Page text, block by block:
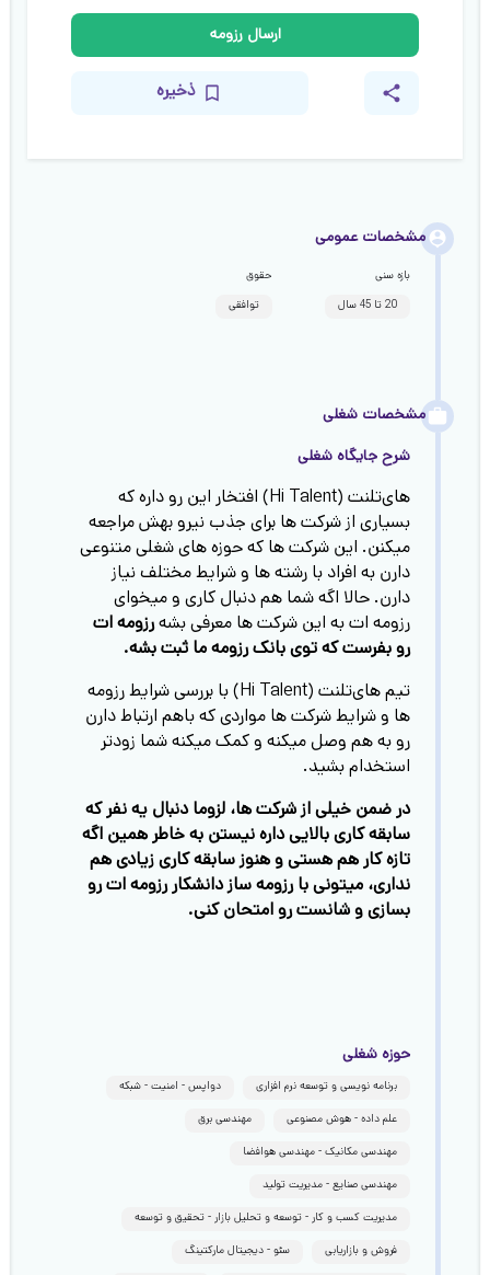
ارسال رزومه
ذخیره
مشخصات عمومی
بازه سنی
20 تا 45 سال
حقوق
توافقی
مشخصات شغلی
شرح جایگاه شغلی
های‌تلنت (Hi Talent) افتخار این رو داره که
بسیاری از شرکت ها برای جذب نیرو بهش مراجعه
میکنن. این شرکت ها که حوزه های شغلی متنوعی
دارن به افراد با رشته ها و شرایط مختلف نیاز
دارن. حالا اگه شما هم دنبال کاری و میخوای
رزومه ات به این شرکت ها معرفی بشهرزومه ات
رو بفرست که توی بانک رزومه ما ثبت بشه.
تیم های‌تلنت (Hi Talent) با بررسی شرایط رزومه
ها و شرایط شرکت ها مواردی که باهم ارتباط دارن
رو به هم وصل میکنه و کمک میکنه شما زودتر
استخدام بشید.
در ضمن خیلی از شرکت ها، لزوما دنبال یه نفر که
سابقه کاری بالایی داره نیستن به خاطر همین اگه
تازه کار هم هستی و هنوز سابقه کاری زیادی هم
نداری، میتونی با رزومه ساز دانشکار رزومه ات رو
بسازی و شانست رو امتحان کنی.
حوزه شغلی
برنامه نویسی و توسعه نرم افزاری
دواپس - امنیت - شبکه
علم داده - هوش مصنوعی
مهندسی برق
مهندسی مکانیک - مهندسی هوافضا
مهندسی صنایع - مدیریت تولید
مدیریت کسب و کار - توسعه و تحلیل بازار - تحقیق و توسعه
فروش و بازاریابی
سئو - دیجیتال مارکتینگ